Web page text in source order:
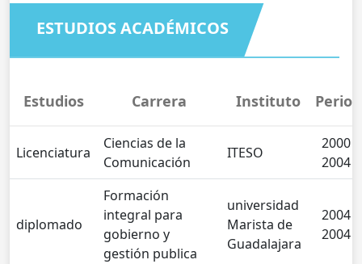
ESTUDIOS ACADÉMICOS
Estudios Carrera Instituto
Licenciatura
Ciencias de la
Comunicación
ITESO
2000 -
2004
diplomado
Formación
integral para
gobierno y
gestión publica
universidad
Marista de
Guadalajara
2004 -
2004